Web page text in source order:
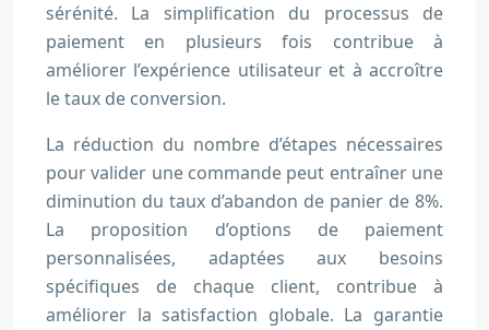
sérénité. La simplification du processus de
paiement en plusieurs fois contribue à
améliorer l’expérience utilisateur et à accroître
le taux de conversion.
La réduction du nombre d’étapes nécessaires
pour valider une commande peut entraîner une
diminution du taux d’abandon de panier de 8%.
La proposition d’options de paiement
personnalisées, adaptées aux besoins
spécifiques de chaque client, contribue à
améliorer la satisfaction globale. La garantie